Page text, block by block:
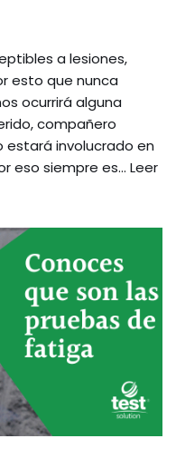
a lesiones,
esto que nunca
ocurrirá alguna
compañero
involucrado en
eso siempre es… Leer